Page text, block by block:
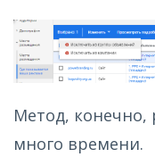
Метод, конечно,
много времени.